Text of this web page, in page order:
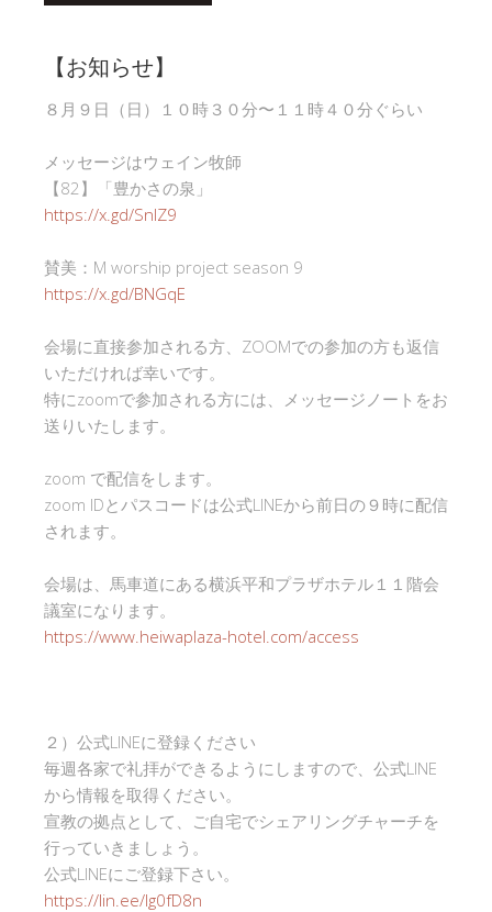
【お知らせ】
８月９日（日）１０時３０分〜１１時４０分ぐらい
メッセージはウェイン牧師
【82】「豊かさの泉」
https://x.gd/SnlZ9
賛美：M worship project season 9
https://x.gd/BNGqE
会場に直接参加される方、ZOOMでの参加の方も返信
いただければ幸いです。
特にzoomで参加される方には、メッセージノートをお
送りいたします。
zoom で配信をします。
zoom IDとパスコードは公式LINEから前日の９時に配信
されます。
会場は、馬車道にある横浜平和プラザホテル１１階会
議室になります。
https://www.heiwaplaza-hotel.com/access
２）公式LINEに登録ください
毎週各家で礼拝ができるようにしますので、公式LINE
から情報を取得ください。
宣教の拠点として、ご自宅でシェアリングチャーチを
行っていきましょう。
公式LINEにご登録下さい。
https://lin.ee/Ig0fD8n